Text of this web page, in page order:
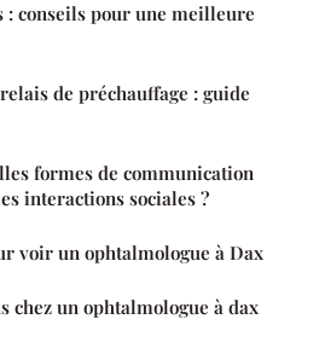
: conseils pour une meilleure
de préchauffage : guide
formes de communication
interactions sociales ?
voir un ophtalmologue à Dax
chez un ophtalmologue à dax